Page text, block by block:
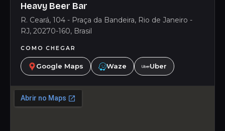
Heavy Beer Bar
R. Ceará, 104 - Praça da Bandeira, Rio de Janeiro -
RJ, 20270-160, Brasil
COMO CHEGAR
Google Maps Waze Uber